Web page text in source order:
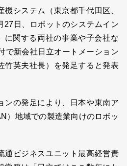
システム（東京都千代田区、
27日、ロボットのシステムイン
に関する両社の事業や子会社な
で新会社日立オートメーション
竹英夫社長）を発足すると発表
の発足により、日本や東南ア
）地域での製造業向けのロボッ
ビジネスユニット最高経営責